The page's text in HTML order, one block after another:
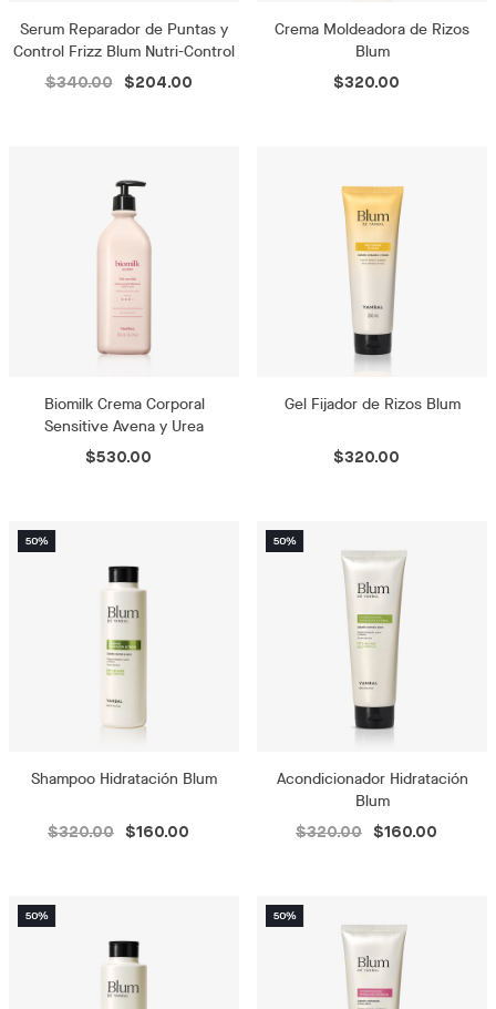
Serum Reparador de Puntas y
Control Frizz Blum Nutri-Control
$340.00 $204.00
Crema Moldeadora de Rizos
Blum
$320.00
Biomilk Crema Corporal
Sensitive Avena y Urea
$530.00
Gel Fijador de Rizos Blum
$320.00
Shampoo Hidratación Blum
$320.00 $160.00
Acondicionador Hidratación
Blum
$320.00 $160.00